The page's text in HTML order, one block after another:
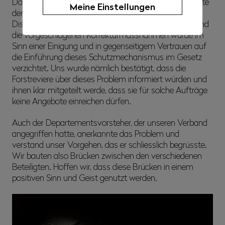
den Vorschlag in der ersten Lesung ab. Nach einer
Diskussion mit dem Dienstchef über dieses Thema und
die vorgeschlagenen Korrekturmassnahmen wurde im
Sinn einer Einigung und in gegenseitigem Vertrauen auf
die Einführung dieses Schutzmechanismus im Gesetz
verzichtet. Uns wurde nämlich bestätigt, dass die
Forstreviere über dieses Problem informiert würden und
ihnen klar mitgeteilt werde, dass sie für solche Aufträge
keine Angebote einreichen dürfen.
Auch der Departementsvorsteher, der unseren Verband
angegriffen hatte, anerkannte das Problem und
verstand unser Vorgehen, das er schliesslich begrüsste.
Wir bauten also Brücken zwischen den verschiedenen
Beteiligten. Hoffen wir, dass diese Brücken in einem
positiven Sinn und Geist genutzt werden.
Meine Einstellungen